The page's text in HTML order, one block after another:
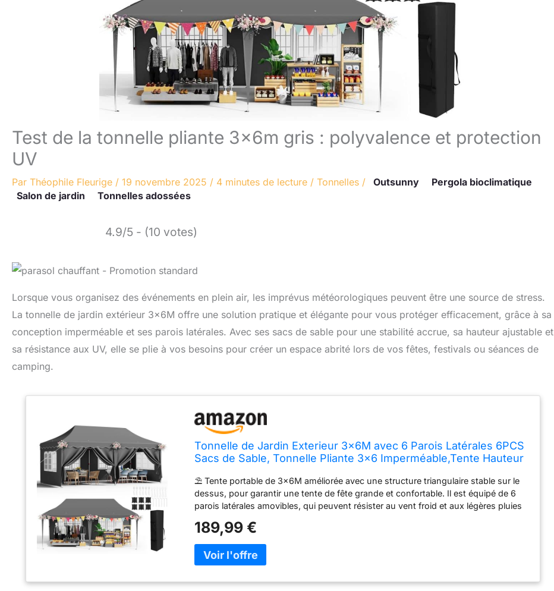
Test de la tonnelle pliante 3x6m gris : polyvalence et protection
UV
Par Théophile Fleurige / 19 novembre 2025 / 4 minutes de lecture / Tonnelles / Outsunny
Pergola bioclimatique
Salon de jardin
Tonnelles adossées
4.9/5 - (10 votes)
Lorsque vous organisez des événements en plein air, les imprévus météorologiques peuvent être une source de stress.
La tonnelle de jardin extérieur 3x6M offre une solution pratique et élégante pour vous protéger efficacement, grâce à sa
conception imperméable et ses parois latérales. Avec ses sacs de sable pour une stabilité accrue, sa hauteur ajustable et
sa résistance aux UV, elle se plie à vos besoins pour créer un espace abrité lors de vos fêtes, festivals ou séances de
camping.
Tonnelle de Jardin Exterieur 3x6M avec 6 Parois Latérales 6PCS
Sacs de Sable, Tonnelle Pliante 3x6 Imperméable,Tente Hauteur
Fête/Festival/Camping, Gris
⛱️ Tente portable de 3x6M améliorée avec une structure triangulaire stable sur le
dessus, pour garantir une tente de fête grande et confortable. Il est équipé de 6
parois latérales amovibles, qui peuvent résister au vent froid et aux légères pluies
rideaux latéraux peuvent également mettre en valeur des scènes extérieures. 🌴
Tente de jardin de 3 x 6 m, offrant une surface ombragée de 18 mètres carrés,
espace extra large. Sur les quatre supports, il y a des boutons rouges réglables en
hauteur, permettant un réglage de la hauteur en trois étapes : 290–300–310 cm. La
tente de fête 3x6 imperméable et stable offre de la place pour 16 à 20 personnes
189,99 €